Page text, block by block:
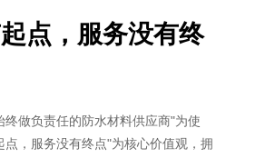
点，服务没有终
终做负责任的防水材料供应商"为使
点，服务没有终点"为核心价值观，拥